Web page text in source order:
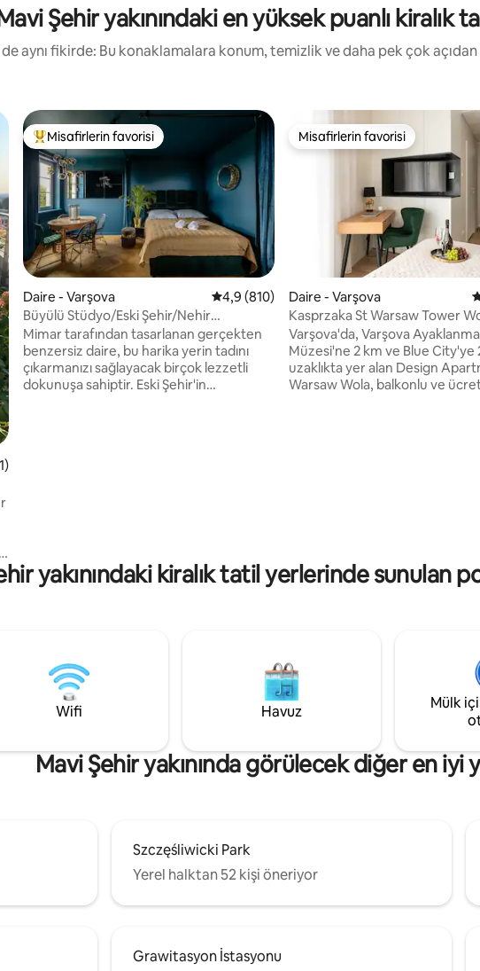
Şehir yakınındaki en yüksek puanlı kiralık
aynı fikirde: Bu konaklamalara konum, temizlik ve daha pek çok
arasında
ortalama 4,98 puan, 131 değerlendirme
Misafirlerin favorilerinden en beğenilenler arasında
Misafirlerin favorisi
Daire - Varşova 5 üzerinden ortalama 4,9 puan, 810
4,9 (810)
Büyülü Stüdyo/Eski Şehir/Nehir
Manzarası
Mimar tarafından tasarlanan gerçekten
benzersiz daire, bu harika yerin tadını
çıkarmanızı sağlayacak birçok lezzetli
dokunuşa sahiptir. Eski Şehir'in
Misafirlerin favorisi
Misafirlerin favorisi
Daire - Varşova
Kasprzaka St Warsaw Tower
Özel Stüdyo
Varşova'da, Varşova
Müzesi'ne 2 km ve Blue City'ye
uzaklıkta yer alan Design
Warsaw Wola, balkonlu ve
yakınındaki kiralık tatil yerlerinde sunulan
Wifi Havuz
Mülk
Mavi Şehir yakınında görülecek diğer en iyi
Szczęśliwicki Park
Yerel halktan 52 kişi öneriyor
Grawitasyon İstasyonu